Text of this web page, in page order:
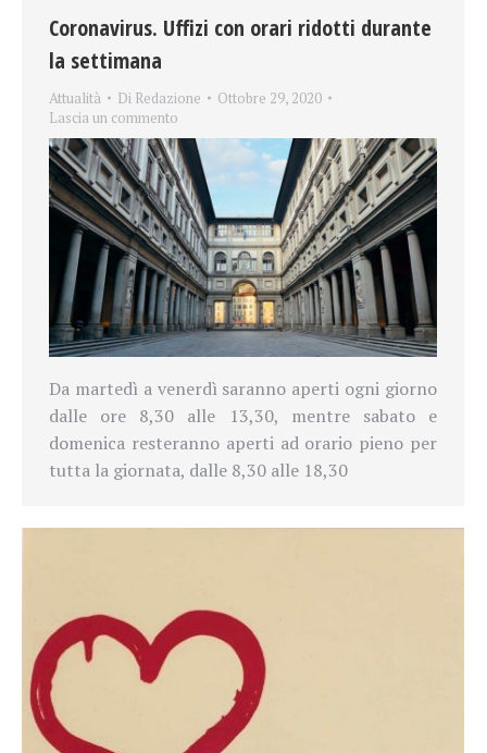
Coronavirus. Uffizi con orari ridotti durante
la settimana
Attualità Di Redazione
Ottobre 29, 2020
Lascia un commento
Da martedì a venerdì saranno aperti ogni giorno
dalle ore 8,30 alle 13,30, mentre sabato e
domenica resteranno aperti ad orario pieno per
tutta la giornata, dalle 8,30 alle 18,30